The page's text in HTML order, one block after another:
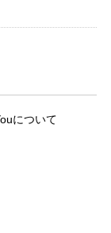
について